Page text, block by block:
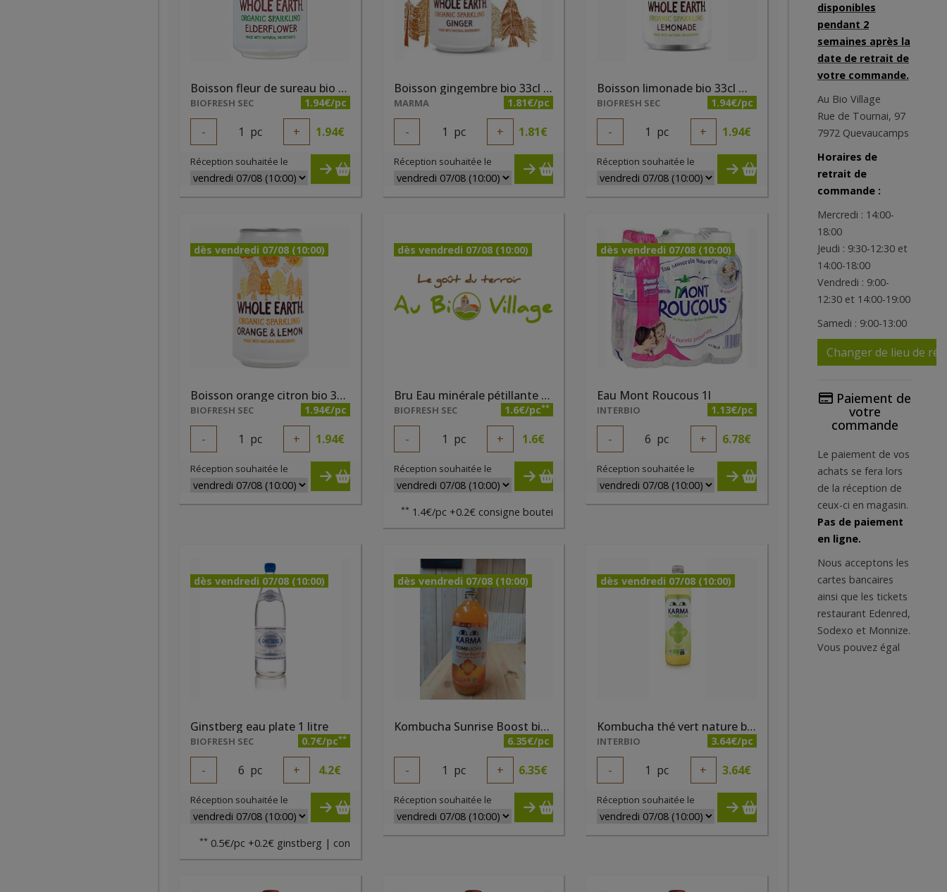
Boisson fleur de sureau bio 33cl Whole Earth
BIOFRESH SEC 1.94€/pc
- 1 pc + 1.94€
Réception souhaitée le
Boisson gingembre bio 33cl Whole Earth
MARMA 1.81€/pc
- 1 pc + 1.81€
Réception souhaitée le
Boisson limonade bio 33cl Whole Earth
BIOFRESH SEC 1.94€/pc
- 1 pc + 1.94€
Réception souhaitée le
dès vendredi 07/08 (10:00)
Boisson orange citron bio 33cl Whole Earth
BIOFRESH SEC 1.94€/pc
- 1 pc + 1.94€
Réception souhaitée le
dès vendredi 07/08 (10:00)
Bru Eau minérale pétillante 1 litre
BIOFRESH SEC 1.6€/pc**
- 1 pc + 1.6€
Réception souhaitée le
** 1.4€/pc +0.2€ consigne boutei
dès vendredi 07/08 (10:00)
Eau Mont Roucous 1l
INTERBIO 1.13€/pc
- 6 pc + 6.78€
Réception souhaitée le
dès vendredi 07/08 (10:00)
Ginstberg eau plate 1 litre
BIOFRESH SEC 0.7€/pc**
- 6 pc + 4.2€
Réception souhaitée le
** 0.5€/pc +0.2€ ginstberg | con
dès vendredi 07/08 (10:00)
Kombucha Sunrise Boost bio 1l
6.35€/pc
- 1 pc + 6.35€
Réception souhaitée le
dès vendredi 07/08 (10:00)
Kombucha thé vert nature bio 0.5l
INTERBIO 3.64€/pc
- 1 pc + 3.64€
Réception souhaitée le
disponibles
pendant 2
semaines après la
date de retrait de
votre commande.
Au Bio Village
Rue de Tournai, 97
7972 Quevaucamps
Horaires de
retrait de
commande :
Mercredi : 14:00-
18:00
Jeudi : 9:30-12:30 et
14:00-18:00
Vendredi : 9:00-
12:30 et 14:00-19:00
Samedi : 9:00-13:00
Changer de lieu de
Paiement de
votre
commande
Le paiement de vos
achats se fera lors
de la réception de
ceux-ci en magasin.
Pas de paiement
en ligne.
Nous acceptons les
cartes bancaires
ainsi que les tickets
restaurant Edenred,
Sodexo et Monnize.
Vous pouvez égal